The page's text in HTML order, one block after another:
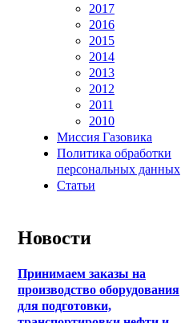
2017
2016
2015
2014
2013
2012
2011
2010
Миссия Газовика
Политика обработки
персональных данных
Статьи
Новости
Принимаем заказы на
производство оборудования
для подготовки,